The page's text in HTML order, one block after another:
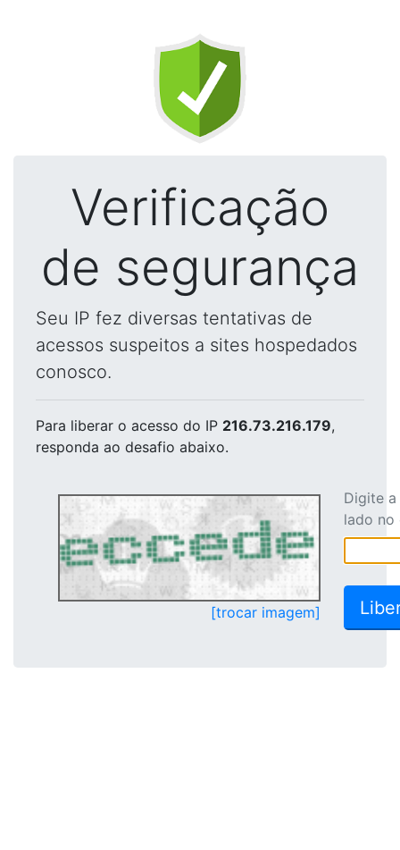
Verificação
de segurança
Seu IP fez diversas tentativas de
acessos suspeitos a sites hospedados
conosco.
Para liberar o acesso do IP 216.73.216.179,
responda ao desafio abaixo.
[trocar imagem]
Digite
lado no